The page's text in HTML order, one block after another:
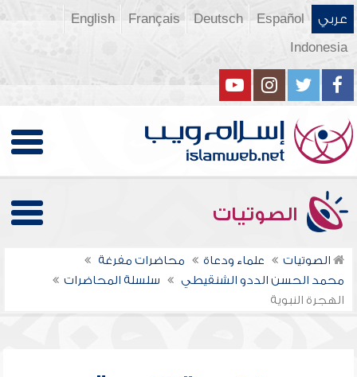
عربي Español
Deutsch
Français
English
Indonesia
الصوتيات
الصوتيات علماء ودعاة
محاضرات مفرغة
محمد الحسن الددو الشنقيطي
سلسلة المحاضرات
الهجرة النبوية